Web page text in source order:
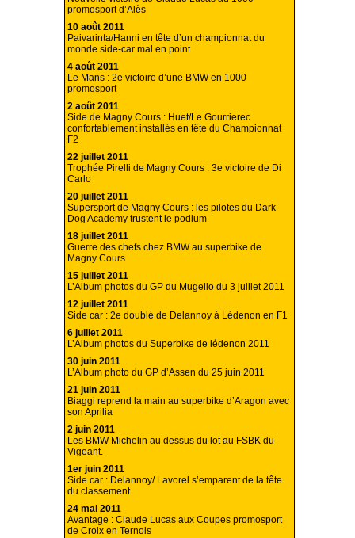
promosport d’Alès
10 août 2011
Paivarinta/Hanni en tête d’un championnat du
monde side-car mal en point
4 août 2011
Le Mans : 2e victoire d’une BMW en 1000
promosport
2 août 2011
Side de Magny Cours : Huet/Le Gourrierec
confortablement installés en tête du Championnat
F2
22 juillet 2011
Trophée Pirelli de Magny Cours : 3e victoire de Di
Carlo
20 juillet 2011
Supersport de Magny Cours : les pilotes du Dark
Dog Academy trustent le podium
18 juillet 2011
Guerre des chefs chez BMW au superbike de
Magny Cours
15 juillet 2011
L’Album photos du GP du Mugello du 3 juillet 2011
12 juillet 2011
Side car : 2e doublé de Delannoy à Lédenon en F1
6 juillet 2011
L’Album photos du Superbike de lédenon 2011
30 juin 2011
L’Album photo du GP d’Assen du 25 juin 2011
21 juin 2011
Biaggi reprend la main au superbike d’Aragon avec
son Aprilia
2 juin 2011
Les BMW Michelin au dessus du lot au FSBK du
Vigeant.
1er juin 2011
Side car : Delannoy/ Lavorel s’emparent de la tête
du classement
24 mai 2011
Avantage : Claude Lucas aux Coupes promosport
de Croix en Ternois